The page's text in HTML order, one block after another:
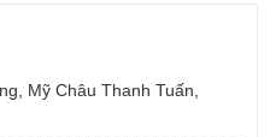
Mỹ Châu Thanh Tuấn,